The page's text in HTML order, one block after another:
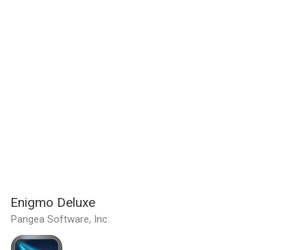
Enigmo Deluxe
Pangea Software, Inc.